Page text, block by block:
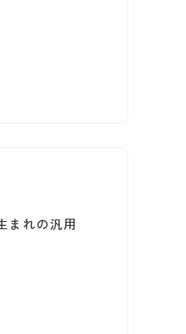
まれの汎用